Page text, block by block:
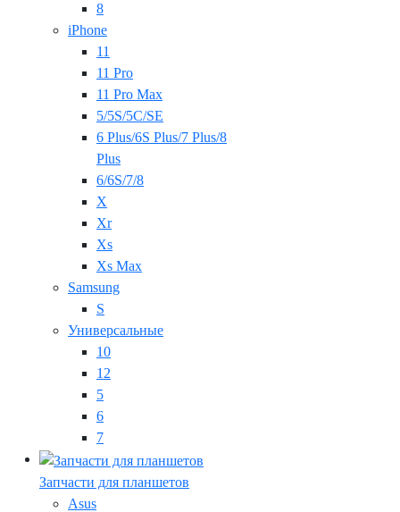
8
iPhone
11
11 Pro
11 Pro Max
5/5S/5C/SE
6 Plus/6S Plus/7 Plus/8
Plus
6/6S/7/8
X
Xr
Xs
Xs Max
Samsung
S
Универсальные
10
12
5
6
7
Запчасти для планшетов
Asus